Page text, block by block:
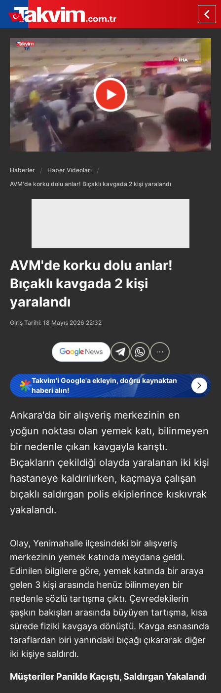
Haberler
Haber Videoları
AVM'de korku dolu anlar! Bıçaklı kavgada 2 kişi yaralandı
AVM'de korku dolu anlar!
Bıçaklı kavgada 2 kişi
yaralandı
Giriş Tarihi: 18 Mayıs 2026 22:32
Takvim'i Google'a ekleyin, doğru kaynaktan
haberi alın!
Ankara'da bir alışveriş merkezinin en
yoğun noktası olan yemek katı, bilinmeyen
bir nedenle çıkan kavgayla karıştı.
Bıçakların çekildiği olayda yaralanan iki kişi
hastaneye kaldırılırken, kaçmaya çalışan
bıçaklı saldırgan polis ekiplerince kıskıvrak
yakalandı.
Olay, Yenimahalle ilçesindeki bir alışveriş
merkezinin yemek katında meydana geldi.
Edinilen bilgilere göre, yemek katında bir araya
gelen 3 kişi arasında henüz bilinmeyen bir
nedenle sözlü tartışma çıktı. Çevredekilerin
şaşkın bakışları arasında büyüyen tartışma, kısa
sürede fiziki kavgaya dönüştü. Kavga esnasında
taraflardan biri yanındaki bıçağı çıkararak diğer
iki kişiye saldırdı.
Müşteriler Panikle Kaçıştı, Saldırgan Yakalandı